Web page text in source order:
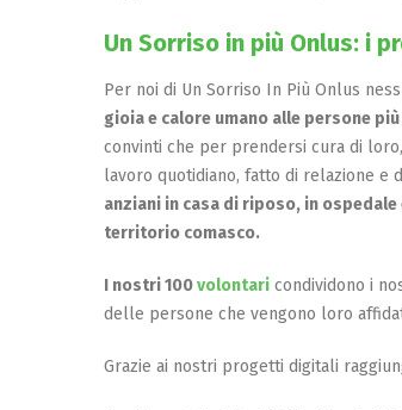
Un Sorriso in più Onlus: i
Per noi di Un Sorriso In Più Onlus
gioia e calore umano alle persone
convinti che per prendersi cura di
lavoro quotidiano, fatto di relazione e
anziani in casa di riposo, in
territorio comasco.
I nostri 100volontari condividono i
delle persone che vengono loro
Grazie ai nostri progetti digitali